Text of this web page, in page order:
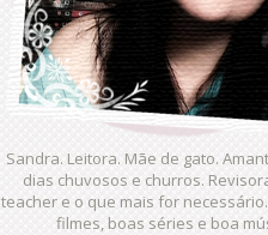
Sandra. Leitora. Mãe de gato.
dias chuvosos e churros.
teacher e o que mais for
filmes, boas séries e boa